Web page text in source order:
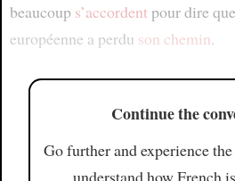
beaucoup s’accordentpour dire
européenne a perdu son chemin.
Continue the
Go further and experience
understand how French